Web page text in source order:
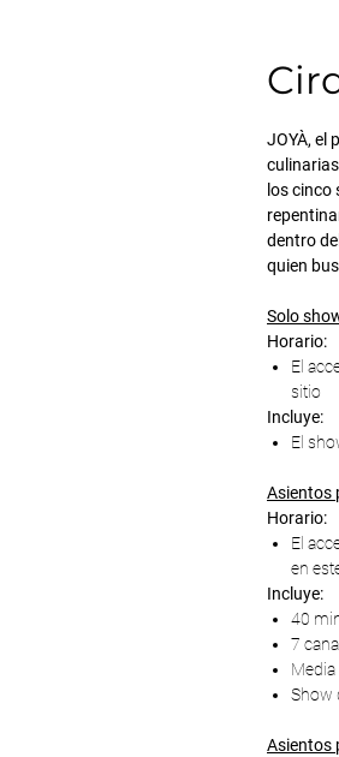
JOYÀ, el
los cinco
dentro
quien
Solo
Horario:
El
sitio
Incluye:
El
Asientos
Horario:
El
en
Incluye:
40
7
Show
Asientos